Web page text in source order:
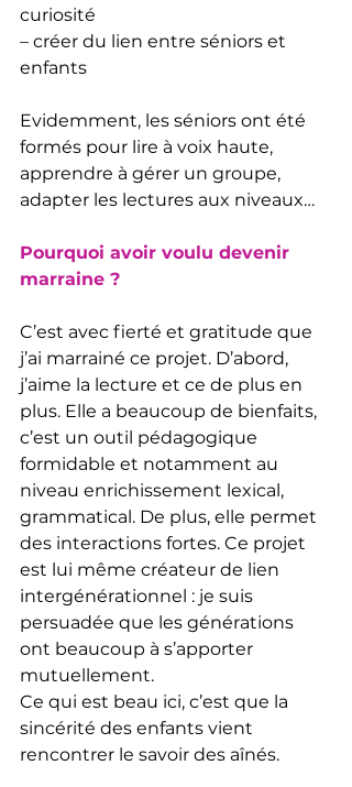
curiosité
– créer du lien entre séniors et
enfants
Evidemment, les séniors ont été
formés pour lire à voix haute,
apprendre à gérer un groupe,
adapter les lectures aux niveaux…
Pourquoi avoir voulu devenir
marraine ?
C’est avec fierté et gratitude que
j’ai marrainé ce projet. D’abord,
j’aime la lecture et ce de plus en
plus. Elle a beaucoup de bienfaits,
c’est un outil pédagogique
formidable et notamment au
niveau enrichissement lexical,
grammatical. De plus, elle permet
des interactions fortes. Ce projet
est lui même créateur de lien
intergénérationnel : je suis
persuadée que les générations
ont beaucoup à s’apporter
mutuellement.
Ce qui est beau ici, c’est que la
sincérité des enfants vient
rencontrer le savoir des aînés.